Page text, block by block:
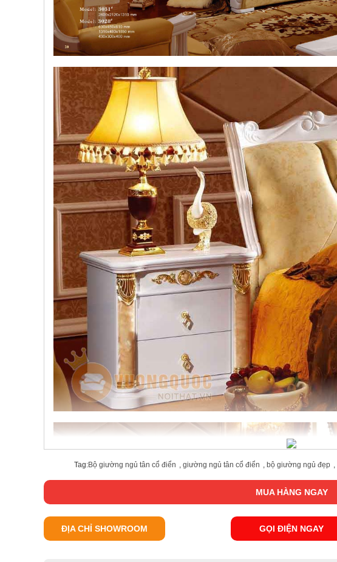
Tag:Bộ giường ngủ tân cổ điển , giường ngủ tân cổ điển , bộ giường ngủ đẹp ,
MUA HÀNG NGAY
ĐỊA CHỈ SHOWROOM GỌI ĐIỆN NGAY